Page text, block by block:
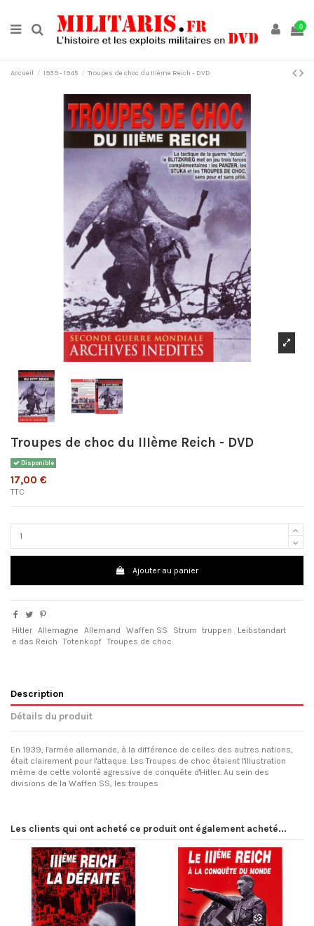
0
Accueil 1939 - 1945 Troupes de choc du IIIème Reich - DVD
Troupes de choc du IIIème Reich - DVD
Disponible
17,00 €
TTC
Ajouter au panier
Hitler Allemagne Allemand Waffen SS Strum truppen
Leibstandart
e das Reich
Totenkopf Troupes de choc
Description
Détails du produit
En 1939, l'armée allemande, à la différence de celles des autres nations,
était clairement pour l'attaque. Les Troupes de choc étaient l'illustration
même de cette volonté agressive de conquête d'Hitler. Au sein des
divisions de la Waffen SS, les troupes
Les clients qui ont acheté ce produit ont également acheté...